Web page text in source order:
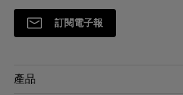
訂閱電子報
產品